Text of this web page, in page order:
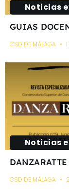
Noticias
GUIAS
CSD DE MÁLAGA
Noticias
DANZARATTE
CSD DE MÁLAGA